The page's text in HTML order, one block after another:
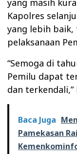
yang masih
Kapolres
yang lebih
pelaksanaan
“Semoga di
Pemilu dapat
dan terkendali,”
Baca Juga
Pamekasan